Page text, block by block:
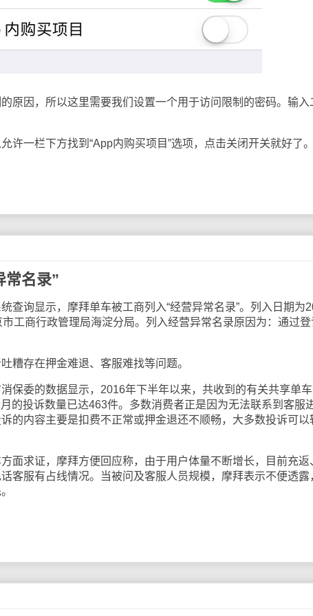
因，所以这里需要我们设置一个用于访问限制的密码。输入
一栏下方找到“App内购买项目”选项，点击关闭开关就好了。
常名录”
询显示，摩拜单车被工商列入“经营异常名录”。列入日期为
工商行政管理局海淀分局。列入经营异常名录原因为：通过登
存在押金难退、客服难找等问题。
委的数据显示，2016年下半年以来，共收到的有关共享单
的投诉数量已达463件。多数消费者正是因为无法联系到客服
的内容主要是扣费不正常或押金退还不顺畅，大多数投诉可以
求证，摩拜方便回应称，由于用户体量不断增长，目前充返
客服有占线情况。当被问及客服人员规模，摩拜表示不便透露